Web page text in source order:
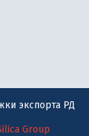
экспорта РД
Group